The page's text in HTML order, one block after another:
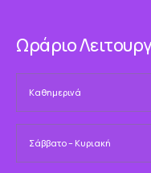
Ωράριο
Καθημερινά
Σάββατο – Κυριακή